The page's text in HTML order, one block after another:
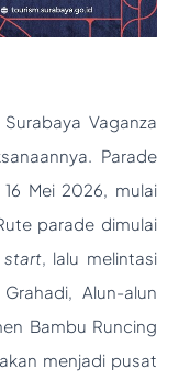
Vaganza
Parade
Mei 2026, mulai
parade dimulai
start, lalu melintasi
Alun-alun
Bambu Runcing
menjadi pusat